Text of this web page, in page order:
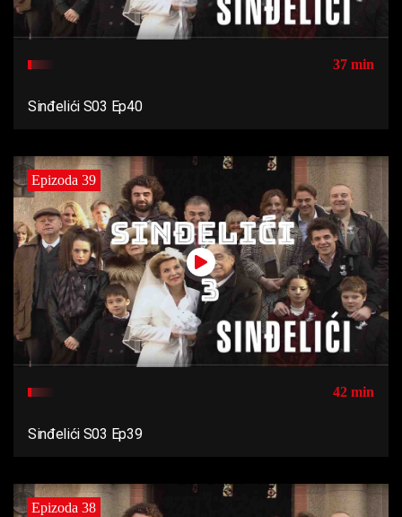
37 min
Sinđelići S03 Ep40
Epizoda 39
42 min
Sinđelići S03 Ep39
Epizoda 38